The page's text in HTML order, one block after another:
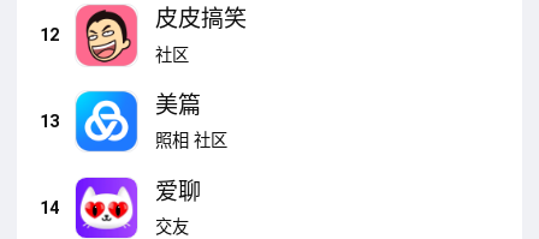
12
皮皮搞笑
社区
13
美篇
照相 社区
14
爱聊
交友